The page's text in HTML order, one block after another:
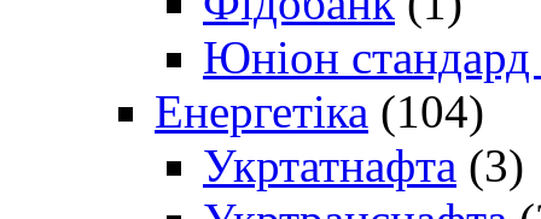
Юніон стандард
Енергетіка (104)
Укртатнафта (3)